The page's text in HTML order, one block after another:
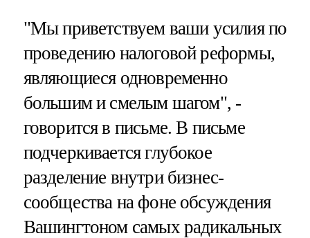
"Мы приветствуем ваши усилия по
проведению налоговой реформы,
являющиеся одновременно
большим и смелым шагом", -
говорится в письме. В письме
подчеркивается глубокое
разделение внутри бизнес-
сообщества на фоне обсуждения
Вашингтоном самых радикальных